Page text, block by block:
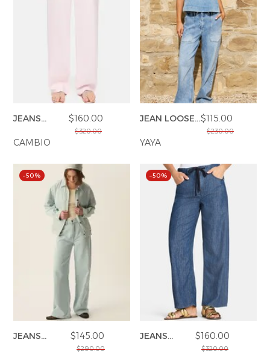
JEANS
$160.00
$320.00
CAMBIO
JEAN LOOSE
$115.00
$230.00
YAYA
–50%
JEANS
$145.00
$290.00
–50%
JEANS
$160.00
$320.00